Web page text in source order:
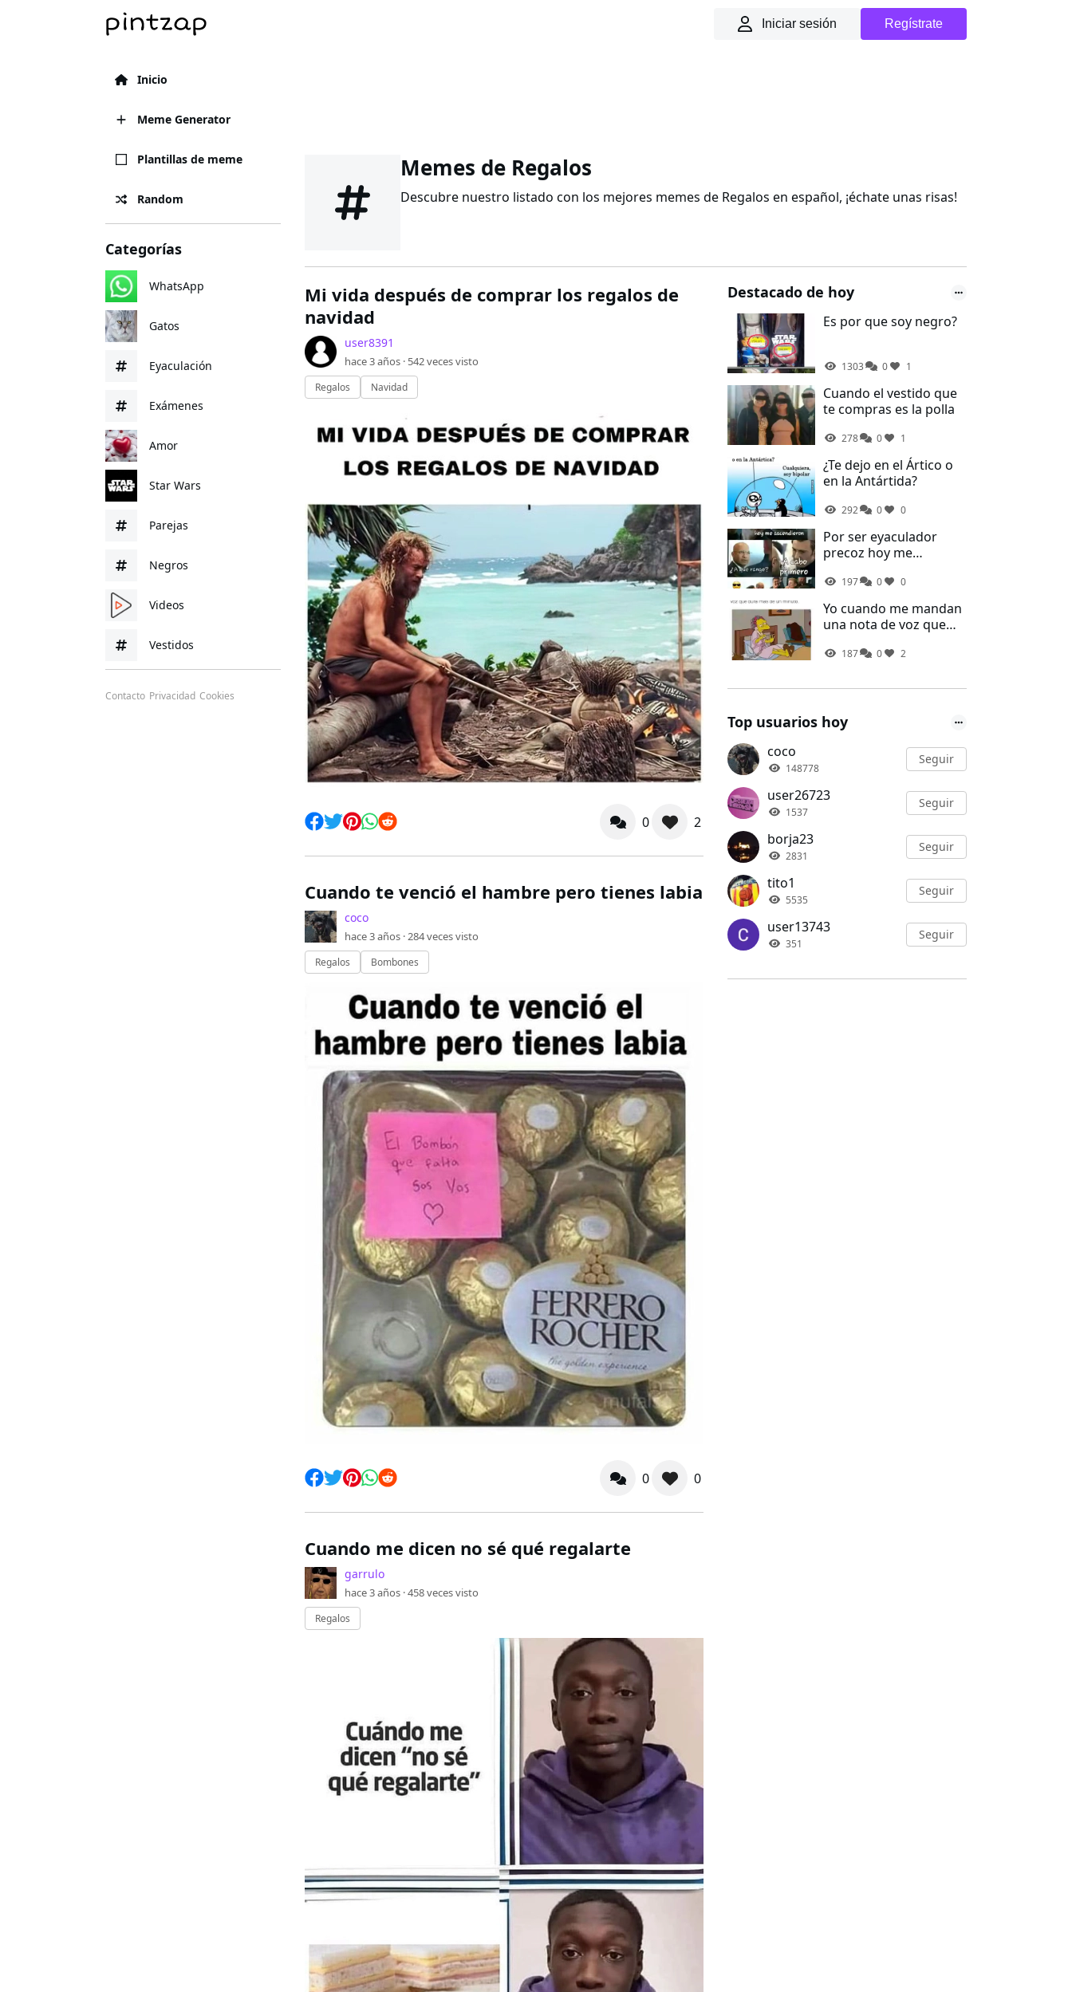
Iniciar sesión Regístrate
Inicio
Meme Generator
Plantillas de meme
Random
Categorías
WhatsApp
Gatos
Eyaculación
Exámenes
Amor
Star Wars
Parejas
Negros
Videos
Vestidos
Contacto Privacidad Cookies
Memes de Regalos
Descubre nuestro listado con los mejores memes de Regalos en español, ¡échate unas risas!
Mi vida después de comprar los regalos de
navidad
user8391
hace 3 años · 542veces visto
Regalos Navidad
0 2
Cuando te venció el hambre pero tienes labia
coco
hace 3 años ·284veces visto
Regalos Bombones
0 0
Cuando me dicen no sé qué regalarte
garrulo
hace 3 años ·458veces visto
Regalos
Destacado de hoy
Es por que soy negro?
1303 0 1
Cuando el vestido que
te compras es la polla
278 0 1
¿Te dejo en el Ártico o
en la Antártida?
292 0 0
Por ser eyaculador
precoz hoy me
197 0 0
Yo cuando me mandan
una nota de voz que
187 0 2
Top usuarios hoy
coco
148778
Seguir
user26723
1537
Seguir
borja23
2831
Seguir
tito1
5535
Seguir
user13743
351
Seguir